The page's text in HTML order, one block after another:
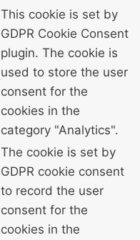
This cookie is set by
GDPR Cookie Consent
plugin. The cookie is
used to store the user
consent for the
cookies in the
category "Analytics".
The cookie is set by
GDPR cookie consent
to record the user
consent for the
cookies in the